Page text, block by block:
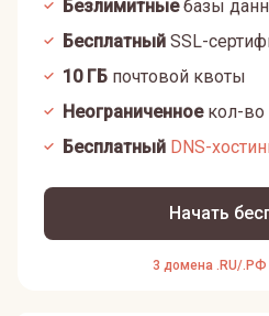
Безлимитныебазы
Бесплатный SSL-
10ГБ почтовой квоты
Неограниченноекол-во
Бесплатный DNS-
Начать
3 домена .RU/.РФ